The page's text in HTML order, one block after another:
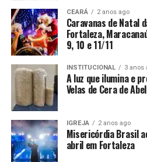
CEARÁ 2 anos ago
Caravanas de Natal
Fortaleza,
9, 10 e 11/11
INSTITUCIONAL 3 anos
A luz que ilumina e
Velas de Cera de
IGREJA 2 anos ago
Misericórdia Brasil
abril em Fortaleza